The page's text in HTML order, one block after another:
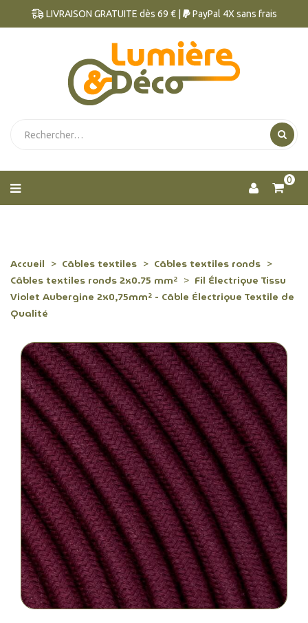
LIVRAISON GRATUITE dès 69 € | PayPal 4X sans frais
0
Accueil Câbles textiles
Câbles textiles ronds
Câbles textiles ronds 2x0.75 mm²
Fil Électrique Tissu
Violet Aubergine 2x0,75mm² - Câble Électrique Textile de
Qualité